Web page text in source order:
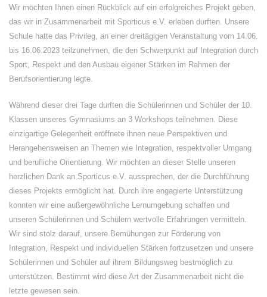
Wir möchten Ihnen einen Rückblick auf ein erfolgreiches Projekt geben,
das wir in Zusammenarbeit mit Sporticus e.V. erleben durften. Unsere
Schule hatte das Privileg, an einer dreitägigen Veranstaltung vom 14.06.
bis 16.06.2023 teilzunehmen, die den Schwerpunkt auf Integration durch
Sport, Respekt und den Ausbau eigener Stärken im Rahmen der
Berufsorientierung legte.
Während dieser drei Tage durften die Schülerinnen und Schüler der 10.
Klassen unseres Gymnasiums an 3 Workshops teilnehmen. Diese
einzigartige Gelegenheit eröffnete ihnen neue Perspektiven und
Herangehensweisen an Themen wie Integration, respektvoller Umgang
und berufliche Orientierung. Wir möchten an dieser Stelle unseren
herzlichen Dank an Sporticus e.V. aussprechen, der die Durchführung
dieses Projekts ermöglicht hat. Durch ihre engagierte Unterstützung
konnten wir eine außergewöhnliche Lernumgebung schaffen und
unseren Schülerinnen und Schülern wertvolle Erfahrungen vermitteln.
Wir sind stolz darauf, unsere Bemühungen zur Förderung von
Integration, Respekt und individuellen Stärken fortzusetzen und unsere
Schülerinnen und Schüler auf ihrem Bildungsweg bestmöglich zu
unterstützen. Bestimmt wird diese Art der Zusammenarbeit nicht die
letzte gewesen sein.